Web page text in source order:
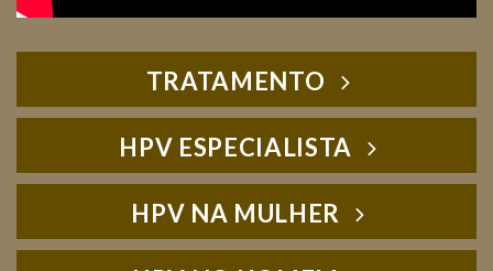
TRATAMENTO
HPV ESPECIALISTA
HPV NA MULHER